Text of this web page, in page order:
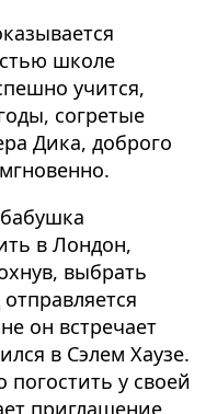
школе
учится,
согретые
Дика, доброго
в Лондон,
выбрать
он встречает
в Сэлем Хаузе.
у своей
приглашение.